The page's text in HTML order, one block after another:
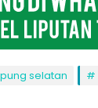
selatan